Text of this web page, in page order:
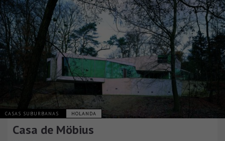
CASAS SUBURBANAS HOLANDA
Casa de Möbius